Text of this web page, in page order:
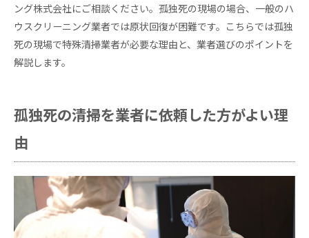
ング株式会社にご相談ください。孤独死の現場の場合、一般のハ
ウスクリーニング業者では原状回復が困難です。こちらでは孤独
死の現場で特殊清掃業者が必要な理由と、業者選びのポイントを
解説します。
孤独死の清掃を業者に依頼した方がよい理
由